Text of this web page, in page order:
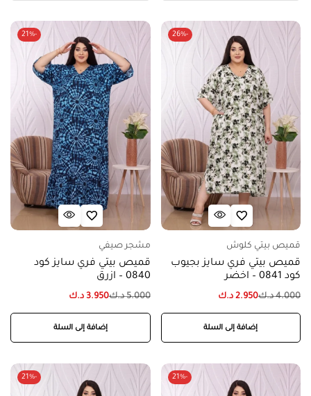
-26%
قميص بيتي كلوش
قميص بيتي فري سايز بجيوب
كود 0841 – اخضر
4.000 د.ك2.950 د.ك
إضافة إلى السلة
-21%
مشجر صيفي
قميص بيتي فري سايز كود
0840 – ازرق
5.000 د.ك3.950 د.ك
إضافة إلى السلة
-21%
-21%